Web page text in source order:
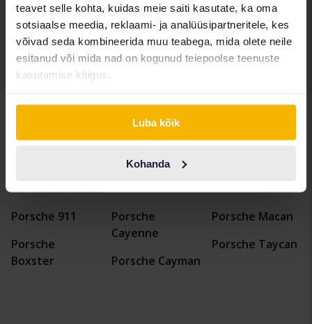
teavet selle kohta, kuidas meie saiti kasutate, ka oma
sotsiaalse meedia, reklaami- ja analüüsipartneritele, kes
võivad seda kombineerida muu teabega, mida olete neile
esitanud või mida nad on kogunud teiepoolse teenuste
kasutamise käigus.
Luba kõik
Kohanda
Alghind: Tulevad varsti
Meie hindamine on teel
Näita 4 of 4 tabamust
Porsche
Porsche 911
Porsche
Boxster
Porsche
Cayenne
Porsche Cayman
Porsche Macan
Porsche Taycan